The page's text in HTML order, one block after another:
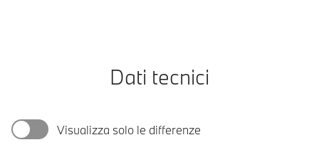
Dati tecnici
Visualizza solo le differenze